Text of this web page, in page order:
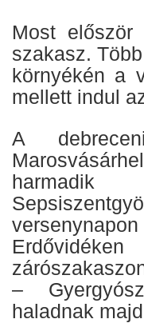
Most
szakasz.
környékén a
mellett indul
A
–
haladnak